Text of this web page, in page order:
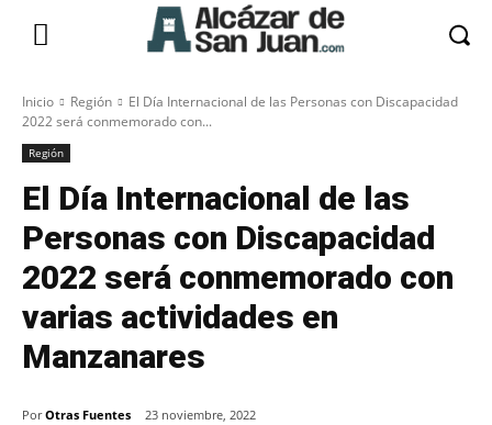
Inicio Región
El Día Internacional de las Personas con Discapacidad
2022 será conmemorado con...
Región
El Día Internacional de las
Personas con Discapacidad
2022 será conmemorado con
varias actividades en
Manzanares
Por Otras Fuentes 23 noviembre, 2022